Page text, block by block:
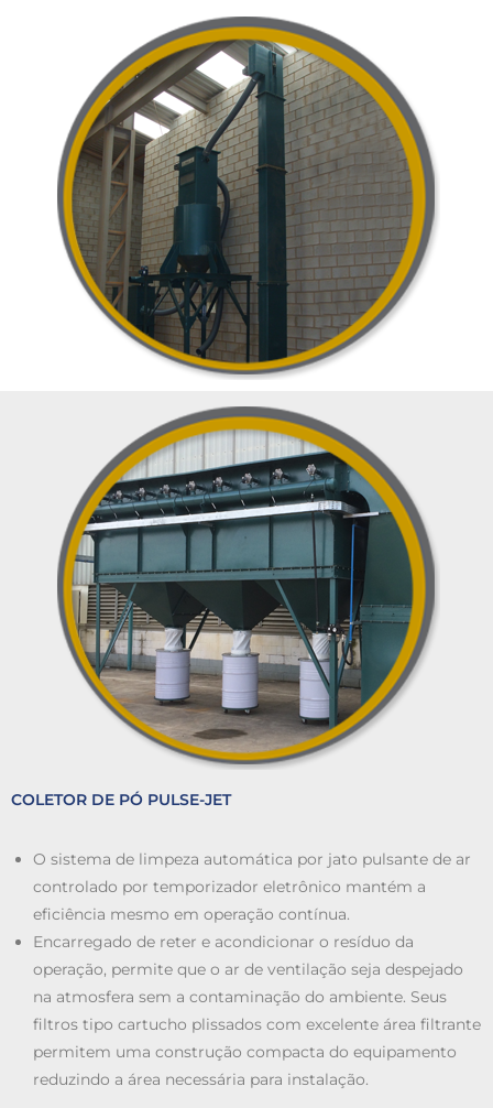
COLETOR DE PÓ PULSE-JET
O sistema de limpeza automática por jato pulsante de ar
controlado por temporizador eletrônico mantém a
eficiência mesmo em operação contínua.
Encarregado de reter e acondicionar o resíduo da
operação, permite que o ar de ventilação seja despejado
na atmosfera sem a contaminação do ambiente. Seus
filtros tipo cartucho plissados com excelente área filtrante
permitem uma construção compacta do equipamento
reduzindo a área necessária para instalação.